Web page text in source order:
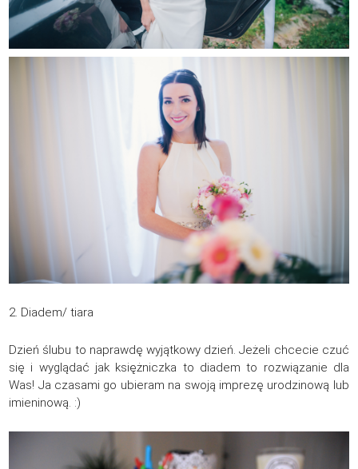
2. Diadem/ tiara
Dzień ślubu to naprawdę wyjątkowy dzień. Jeżeli chcecie czuć
się i wyglądać jak księżniczka to diadem to rozwiązanie dla
Was! Ja czasami go ubieram na swoją imprezę urodzinową lub
imieninową. :)